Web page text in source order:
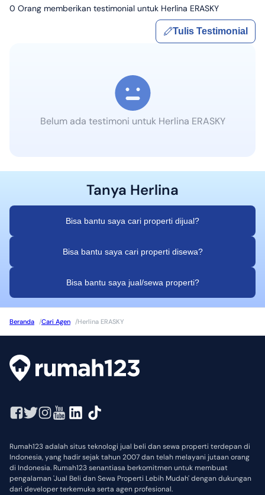
0 Orang memberikan testimonial untuk Herlina ERASKY
Tulis Testimonial
Belum ada testimoni untuk Herlina ERASKY
Tanya Herlina
Bisa bantu saya cari properti dijual?
Bisa bantu saya cari properti disewa?
Bisa bantu saya jual/sewa properti?
Beranda /Cari Agen /Herlina ERASKY
Rumah123 adalah situs teknologi jual beli dan sewa properti terdepan di
Indonesia, yang hadir sejak tahun 2007 dan telah melayani jutaan orang
di Indonesia. Rumah123 senantiasa berkomitmen untuk membuat
pengalaman 'Jual Beli dan Sewa Properti Lebih Mudah' dengan dukungan
dari developer terkemuka serta agen profesional.